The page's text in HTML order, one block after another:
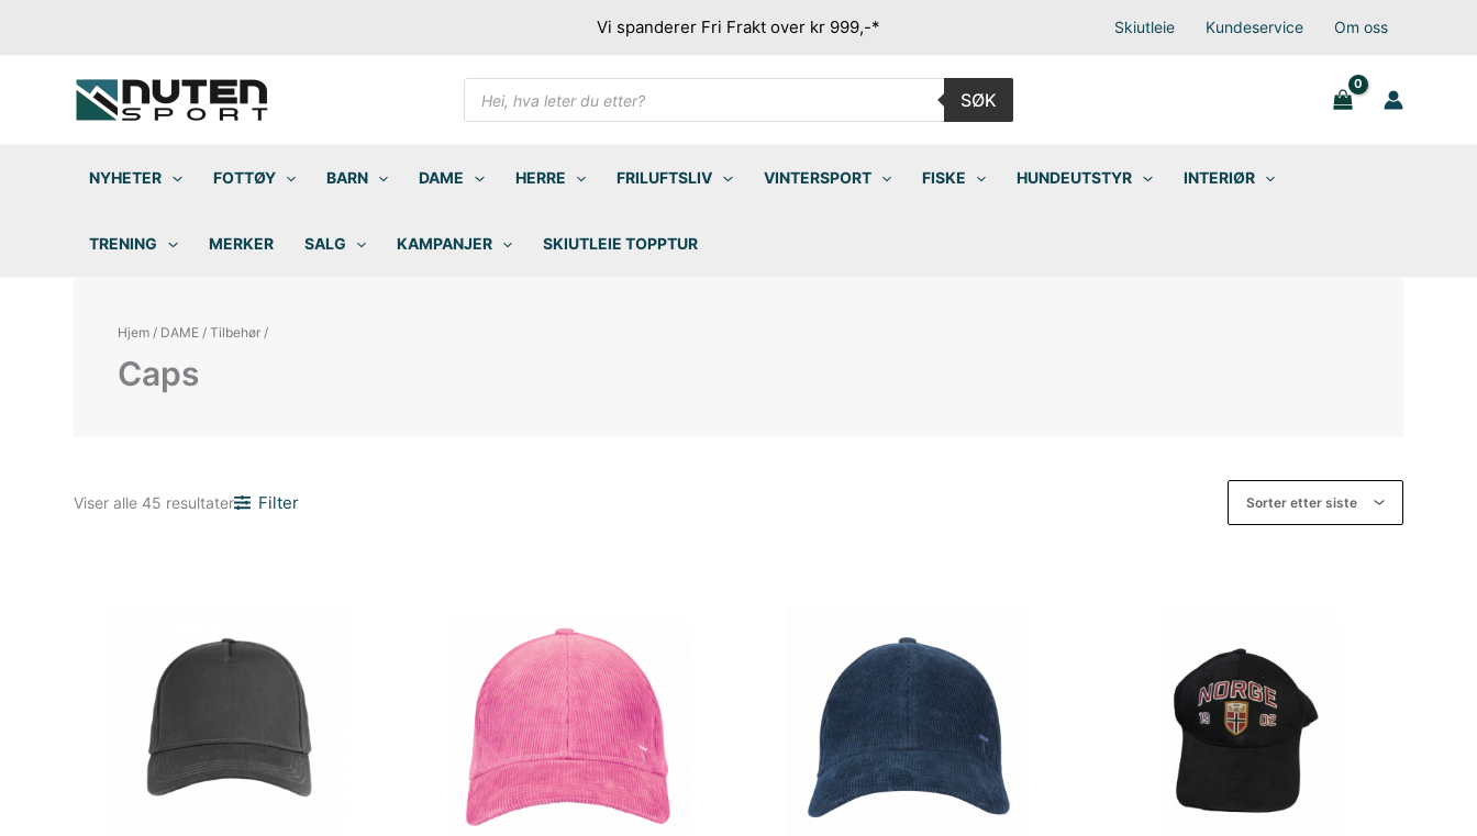
Vi spanderer Fri Frakt over kr 999,-* Skiutleie Kundeservice Om oss
Products
search
SØK
NYHETER FOTTØY BARN DAME HERRE FRILUFTSLIV VINTERSPORT FISKE HUNDEUTSTYR INTERIØR
TRENING MERKER SALG KAMPANJER SKIUTLEIE TOPPTUR
Hjem / DAME /Tilbehør /
Caps
Viser alle 45 resultaterSortert
Filter